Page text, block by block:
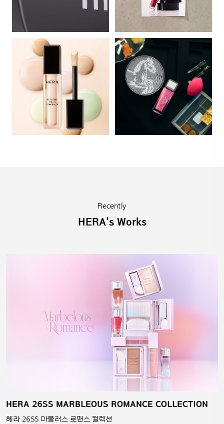
Recently
HERA's Works
HERA 26SS MARBLEOUS ROMANCE COLLECTION
헤라 26SS 마블러스 로맨스 컬렉션